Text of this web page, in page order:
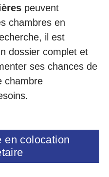
peuvent
chambres en
il est
dossier complet et
ses chances de
chambre
en colocation